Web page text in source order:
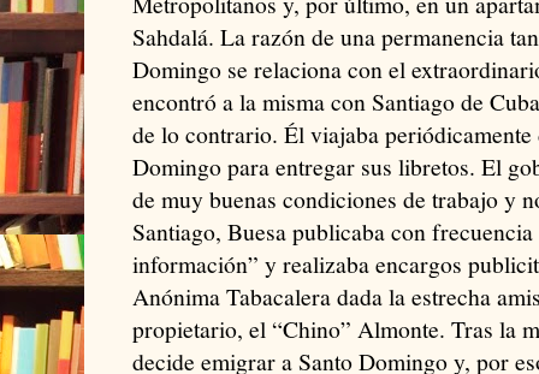
Sahdalá. La razón de una permanencia
Domingo se relaciona con el
encontró a la misma con Santiago de
de lo contrario. Él viajaba periódicamente
Domingo para entregar sus libretos. El
de muy buenas condiciones de trabajo y
Santiago, Buesa publicaba con
información” y realizaba encargos
Anónima Tabacalera dada la estrecha
propietario, el “Chino” Almonte. Tras la
decide emigrar a Santo Domingo y, por